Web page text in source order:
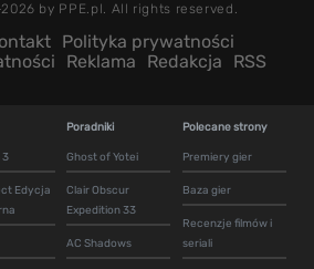
by PPE.pl. All rights reserved.
Polityka prywatności
Reklama Redakcja RSS
3
Edycja
Poradniki
Ghost of Yotei
Clair Obscur
Expedition 33
AC Shadows
Polecane strony
Premiery gier
Baza gier
Recenzje filmów i
seriali